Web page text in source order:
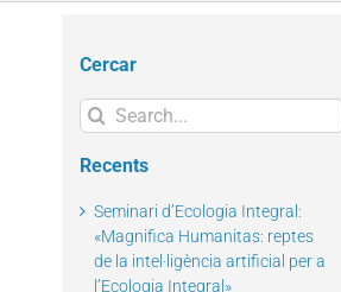
Cercar
Search
for:
Recents
Seminari d’Ecologia Integral:
«Magnifica Humanitas: reptes
de la intel·ligència artificial per a
l’Ecologia Integral»